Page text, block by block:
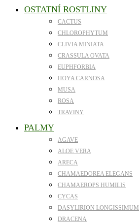
OSTATNÍ ROSTLINY
CACTUS
CHLOROPHYTUM
CLIVIA MINIATA
CRASSULA OVATA
EUPHFORBIA
HOYA CARNOSA
MUSA
ROSA
TRAVINY
PALMY
AGAVE
ALOE VERA
ARECA
CHAMAEDOREA ELEGANS
CHAMAEROPS HUMILIS
CYCAS
DASYLIRION LONGISSIMUM
DRACENA